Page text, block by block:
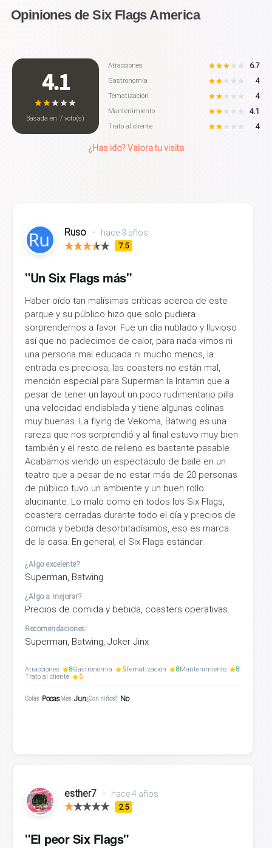
Opiniones de Six Flags America
4.1
Basada en 7 voto(s)
Atracciones 6.7
Gastronomía 4
Tematización 4
Mantenimiento 4.1
Trato al cliente 4
¿Has ido? Valora tu visita
Ruso • hace 3 años
7.5
"Un Six Flags más"
Haber oído tan malísimas críticas acerca de este
parque y su público hizo que solo pudiera
sorprendernos a favor. Fue un día nublado y lluvioso
así que no padecimos de calor, para nada vimos ni
una persona mal educada ni mucho menos, la
entrada es preciosa, las coasters no están mal,
mención especial para Superman la Intamin que a
pesar de tener un layout un poco rudimentario pilla
una velocidad endiablada y tiene algunas colinas
muy buenas. La flying de Vekoma, Batwing es una
rareza que nos sorprendió y al final estuvo muy bien
también y el resto de relleno es bastante pasable.
Acabamos viendo un espectáculo de baile en un
teatro que a pesar de no estar más de 20 personas
de público tuvo un ambiente y un buen rollo
alucinante. Lo malo como en todos los Six Flags,
coasters cerradas durante todo el día y precios de
comida y bebida desorbitadísimos, eso es marca
de la casa. En general, el Six Flags estándar.
¿Algo excelente?
Superman, Batwing
¿Algo a mejorar?
Precios de comida y bebida, coasters operativas.
Recomendaciones:
Superman, Batwing, Joker Jinx
Atracciones 8Gastronomía 5Tematización 8Mantenimiento
8
Trato al cliente
5
Colas PocasMes Jun¿Con niños? No
esther7 • hace 4 años
2.5
"El peor Six Flags"